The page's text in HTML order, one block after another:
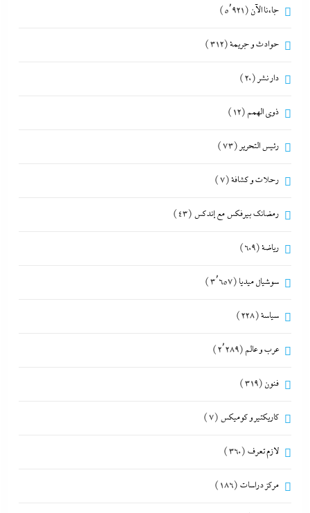
جاءنا الآن (5٬921)
حوادث و جريمة(312)
دار نشر (20)
ذوى الهمم (12)
رئيس التحرير (73)
رحلات و كشافة(7)
رمضانك بيرفكس مع إندكس (43)
رياضة(609)
سوشيال ميديا (3٬657)
سياسة(228)
عرب و عالم (2٬289)
فنون (319)
كاريكتير و كوميكس (7)
لازم تعرف (360)
مركز دراسات (186)